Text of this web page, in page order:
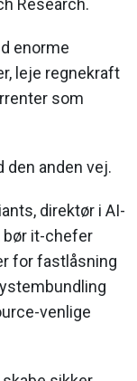
enorme
leje regnekraft
som
den anden vej.
direktør i AI-
bør it-chefer
for fastlåsning
venlige